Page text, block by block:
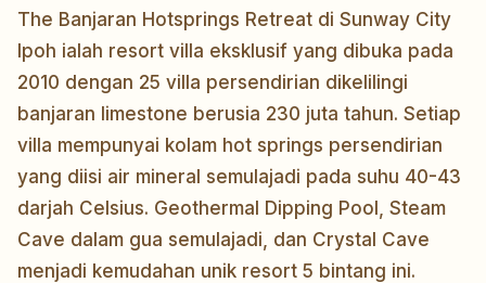
The Banjaran Hotsprings Retreat di Sunway City
Ipoh ialah resort villa eksklusif yang dibuka pada
2010 dengan 25 villa persendirian dikelilingi
banjaran limestone berusia 230 juta tahun. Setiap
villa mempunyai kolam hot springs persendirian
yang diisi air mineral semulajadi pada suhu 40-43
darjah Celsius. Geothermal Dipping Pool, Steam
Cave dalam gua semulajadi, dan Crystal Cave
menjadi kemudahan unik resort 5 bintang ini.